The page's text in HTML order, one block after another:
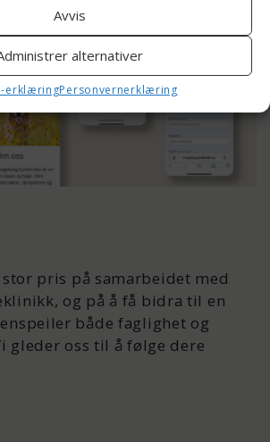
Avvis
alternativer
erklæringPersonvernerklæring
pris på samarbeidet med
og på å få bidra til en
både faglighet og
gleder oss til å følge dere